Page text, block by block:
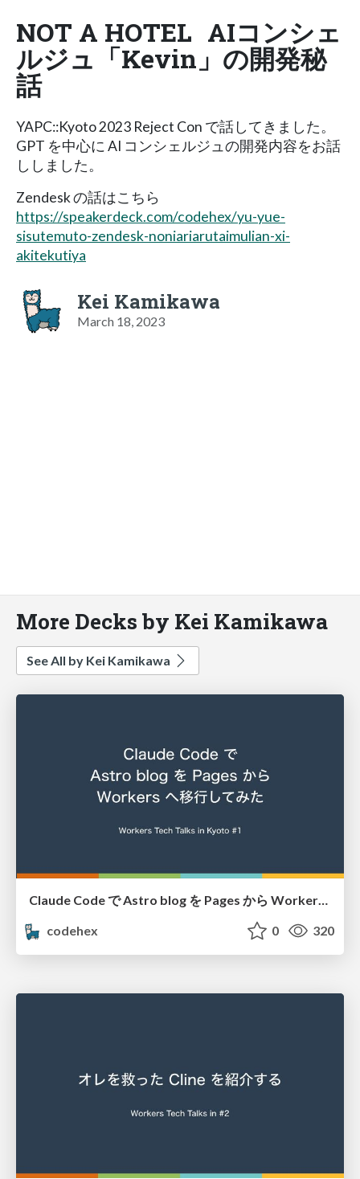
NOT A HOTEL AIコンシェ
ルジュ「Kevin」の開発秘
話
YAPC::Kyoto 2023 Reject Con で話してきました。
GPT を中心に AI コンシェルジュの開発内容をお話
ししました。
Zendesk の話はこちら
https://speakerdeck.com/codehex/yu-yue-
sisutemuto-zendesk-noniariarutaimulian-xi-
akitekutiya
Kei Kamikawa
March 18, 2023
More Decks by Kei Kamikawa
See All by Kei Kamikawa
Claude Code で Astro blog を Pages から Workers へ移行してみた
codehex
0 320